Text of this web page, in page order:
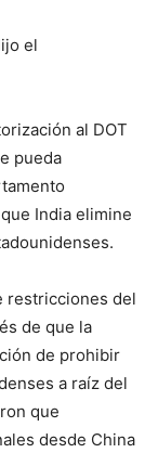
el
al DOT
pueda
India elimine
restricciones del
de que la
de prohibir
a raíz del
que
desde China